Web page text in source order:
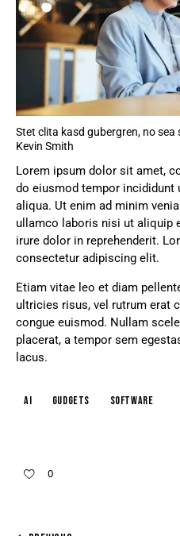
Stet clita kasd gubergren, no
Kevin Smith
Lorem ipsum dolor sit amet,
do eiusmod tempor incididunt
aliqua. Ut enim ad minim
ullamco laboris nisi ut aliquip
irure dolor in reprehenderit.
consectetur adipiscing elit.
Etiam vitae leo et diam
ultricies risus, vel rutrum erat
congue euismod. Nullam
placerat, a tempor sem
lacus.
AI Gudgets Software
0